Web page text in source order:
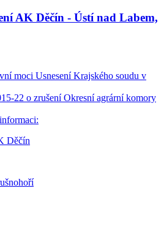
AK Děčín - Ústí nad Labem,
moci Usnesení Krajského soudu v
22 o zrušení Okresní agrární komory
Děčín